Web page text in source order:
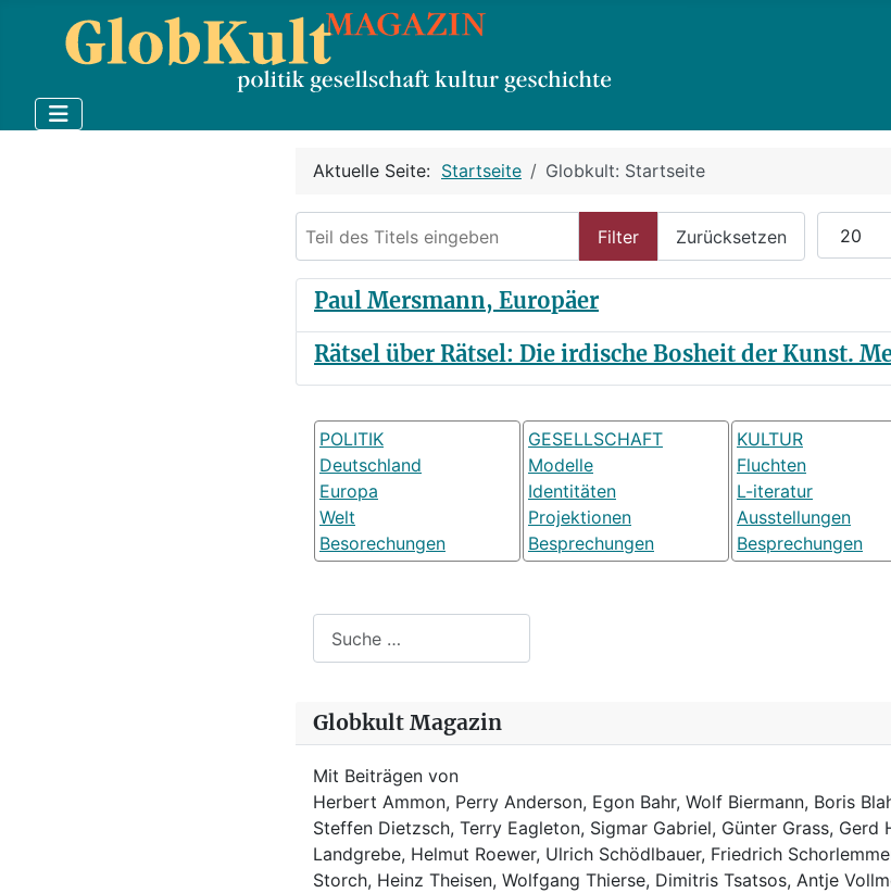
Aktuelle Seite: Startseite Globkult: Startseite
Filter Zurücksetzen
Anzeige #
Paul Mersmann, Europäer
Rätsel über Rätsel: Die irdische Bosheit der Kunst.
POLITIK
Deutschland
Europa
Welt
Besorechungen
GESELLSCHAFT
Modelle
Identitäten
Projektionen
Besprechungen
KULTUR
Fluchten
L-iteratur
Ausstellungen
Besprechungen
Globkult Magazin
Mit Beiträgen von
Herbert Ammon, Perry Anderson, Egon Bahr, Wolf Biermann, Boris
Steffen Dietzsch, Terry Eagleton, Sigmar Gabriel, Günter Grass, Gerd
Landgrebe, Helmut Roewer, Ulrich Schödlbauer, Friedrich
Storch, Heinz Theisen, Wolfgang Thierse, Dimitris Tsatsos, Antje